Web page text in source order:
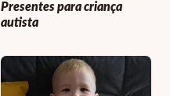
Presentes para criança
autista